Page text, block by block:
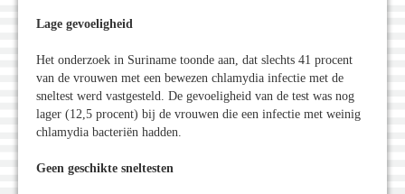
Lage gevoeligheid
Het onderzoek in Suriname toonde aan, dat slechts 41 procent
van de vrouwen met een bewezen chlamydia infectie met de
sneltest werd vastgesteld. De gevoeligheid van de test was nog
lager (12,5 procent) bij de vrouwen die een infectie met weinig
chlamydia bacteriën hadden.
Geen geschikte sneltesten